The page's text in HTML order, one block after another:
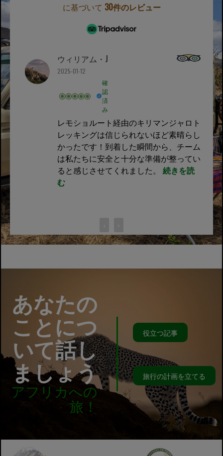
に基づいて 30件のレビュー
ウィリアム・J
2025-01-12
確
認
済
み
レモショルート経由のキリマンジャロト
レッキングは信じられないほど素晴らし
かったです！到着した瞬間から、チーム
は私たちに安全と十分な準備が整ってい
ると感じさせてくれました。 続きを読
む
あなたの
ことにつ
いて話し
ましょう
アフリカへの
旅！
役立つ記事
旅行の計画を立てる